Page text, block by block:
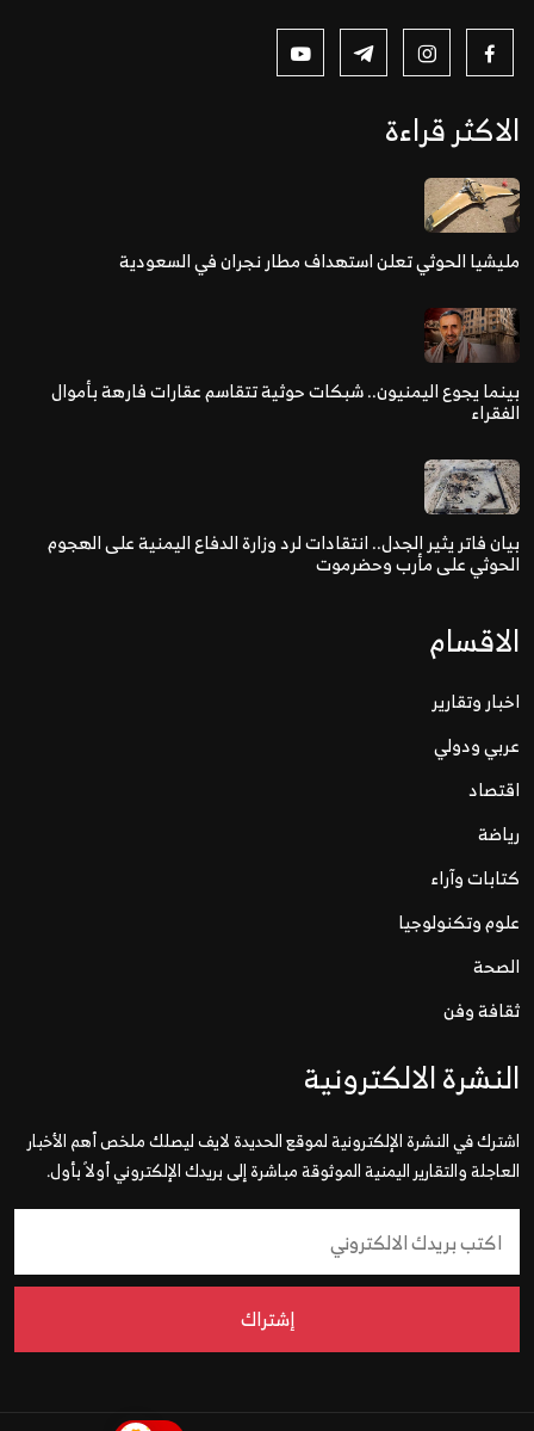
الاكثر قراءة
مليشيا الحوثي تعلن استهداف مطار نجران في السعودية
بينما يجوع اليمنيون.. شبكات حوثية تتقاسم عقارات فارهة بأموال
الفقراء
بيان فاتر يثير الجدل.. انتقادات لرد وزارة الدفاع اليمنية على الهجوم
الحوثي على مأرب وحضرموت
الاقسام
اخبار وتقارير
عربي ودولي
اقتصاد
رياضة
كتابات وآراء
علوم وتكنولوجيا
الصحة
ثقافة وفن
النشرة الالكترونية
اشترك في النشرة الإلكترونية لموقع الحديدة لايف ليصلك ملخص أهم الأخبار
العاجلة والتقارير اليمنية الموثوقة مباشرة إلى بريدك الإلكتروني أولاً بأول.
إشتراك